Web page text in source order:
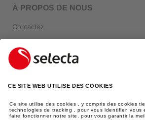
À PROPOS DE NOUS
Contactez
FAQ
Mentions légales